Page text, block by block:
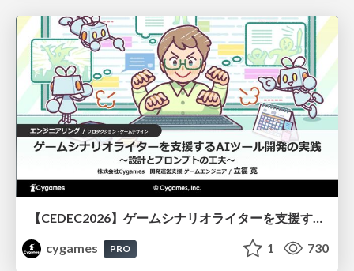
【CEDEC2026】ゲームシナリオライターを支援するAIツール開発の実践 ― 設計とプロンプトの工夫 ―
cygames
PRO 1 730